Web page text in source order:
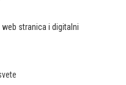
stranica i digitalni